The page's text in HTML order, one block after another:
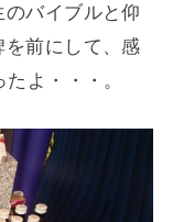
バイブルと仰
を前にして、感
よ・・・。